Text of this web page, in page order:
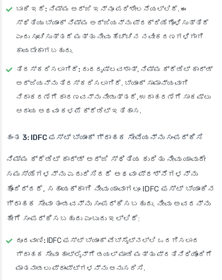
ಬಾಕಿ ಇದೆ: ನಿಮ್ಮ ಅರ್ಜಿ ಇನ್ನೂ ಪರಿಶೀಲನೆಯಲ್ಲಿದೆ. ಈ
ಸ್ಥಿತಿಯು ಬ್ಯಾಂಕ್ ನಿಮ್ಮ ಅರ್ಜಿಯನ್ನು ಪ್ರಕ್ರಿಯೆಗೊಳಿಸುತ್ತಿದೆ
ಎಂದು ಸೂಚಿಸುತ್ತದೆ ಮತ್ತು ನೀವು ಹೆಚ್ಚಿನ ನವೀಕರಣಗಳಿಗಾಗಿ
ಕಾಯಬೇಕಾಗಬಹುದು.
ತಿರಸ್ಕರಿಸಲಾಗಿದೆ: ದುರದೃಷ್ಟವಶಾತ್, ನಿಮ್ಮ ಕ್ರೆಡಿಟ್ ಕಾರ್ಡ್
ಅರ್ಜಿಯನ್ನು ತಿರಸ್ಕರಿಸಲಾಗಿದೆ. ಬ್ಯಾಂಕ್ ಸಾಮಾನ್ಯವಾಗಿ
ನಿರಾಕರಣೆಗೆ ಕಾರಣವನ್ನು ನೀಡುತ್ತದೆ, ಉದಾಹರಣೆಗೆ ಸಾಕಷ್ಟು
ಆದಾಯ ಅಥವಾ ಕಳಪೆ ಕ್ರೆಡಿಟ್ ಇತಿಹಾಸ.
ಹಂತ 3: IDFC ಫಸ್ಟ್ ಬ್ಯಾಂಕ್ ಗ್ರಾಹಕ ಸೇವೆಯನ್ನು ಸಂಪರ್ಕಿಸಿ
ನಿಮ್ಮ ಕ್ರೆಡಿಟ್ ಕಾರ್ಡ್ ಅರ್ಜಿ ಸ್ಥಿತಿಯ ಕುರಿತು ನೀವು ಯಾವುದೇ
ಸಮಸ್ಯೆಗಳನ್ನು ಎದುರಿಸಿದರೆ ಅಥವಾ ಪ್ರಶ್ನೆಗಳನ್ನು
ಹೊಂದಿದ್ದರೆ, ಸಹಾಯಕ್ಕಾಗಿ ನೀವು ಯಾವಾಗಲೂ IDFC ಫಸ್ಟ್ ಬ್ಯಾಂಕಿನ
ಗ್ರಾಹಕ ಸೇವಾ ತಂಡವನ್ನು ಸಂಪರ್ಕಿಸಬಹುದು. ನೀವು ಅವರನ್ನು
ಹೇಗೆ ಸಂಪರ್ಕಿಸಬಹುದು ಎಂಬುದು ಇಲ್ಲಿದೆ:
ದೂರವಾಣಿ: IDFC ಫಸ್ಟ್ ಬ್ಯಾಂಕ್ ವೆಬ್‌ಸೈಟ್‌ನಲ್ಲಿ ಒದಗಿಸಲಾದ
ಗ್ರಾಹಕ ಸೇವಾ ಹಾಟ್‌ಲೈನ್‌ಗೆ ಡಯಲ್ ಮಾಡಿ ಮತ್ತು ಪ್ರತಿನಿಧಿಯೊಂದಿಗೆ
ಮಾತನಾಡಲು ಪ್ರಾಂಪ್ಟ್‌ಗಳನ್ನು ಅನುಸರಿಸಿ.